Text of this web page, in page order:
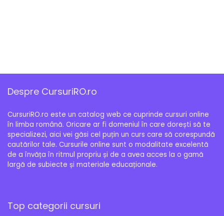
Despre CursuriRO.ro
CursuriRO.ro este un catalog web ce cuprinde cursuri online
în limba română. Oricare ar fi domeniul în care dorești să te
specializezi, aici vei găsi cel puțin un curs care să corespundă
cautărilor tale. Cursurile online sunt o modalitate excelentă
de a învăța în ritmul propriu și de a avea acces la o gamă
largă de subiecte și materiale educaționale.
Top categorii cursuri